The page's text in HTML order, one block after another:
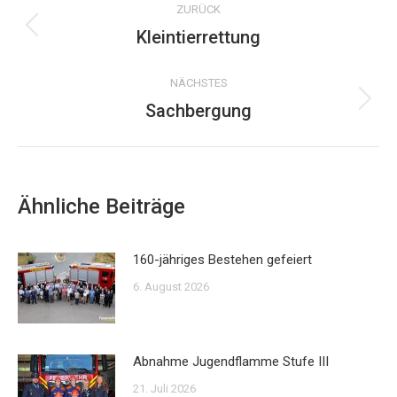
ZURÜCK
Vorheriger
Kleintierrettung
NÄCHSTES
Nächster
Sachbergung
Ähnliche Beiträge
160-jähriges Bestehen gefeiert
6. August 2026
Abnahme Jugendflamme Stufe III
21. Juli 2026